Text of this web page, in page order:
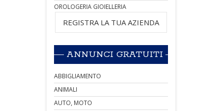
OROLOGERIA GIOIELLERIA
REGISTRA LA TUA AZIENDA
ANNUNCI GRATUITI
ABBIGLIAMENTO
ANIMALI
AUTO, MOTO